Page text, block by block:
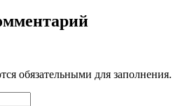
обязательными для заполнения.